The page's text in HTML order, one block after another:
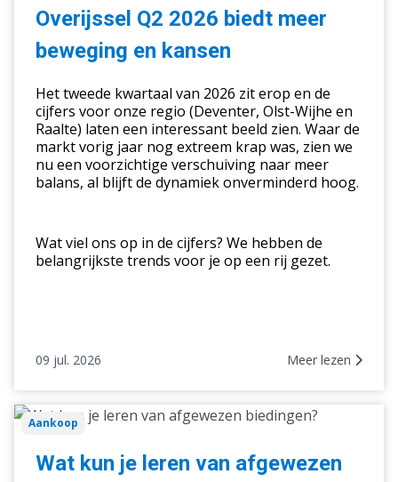
2026
meer
beweging
kansen
Overijssel Q2 2026 biedt meer
beweging en kansen
Het tweede kwartaal van 2026 zit erop en de
cijfers voor onze regio (Deventer, Olst-Wijhe en
Raalte) laten een interessant beeld zien. Waar de
markt vorig jaar nog extreem krap was, zien we
nu een voorzichtige verschuiving naar meer
balans, al blijft de dynamiek onverminderd hoog.
Wat viel ons op in de cijfers? We hebben de
belangrijkste trends voor je op een rij gezet.
09 jul. 2026 Meer lezen
WatAankoop
Wat kun je leren van afgewezen